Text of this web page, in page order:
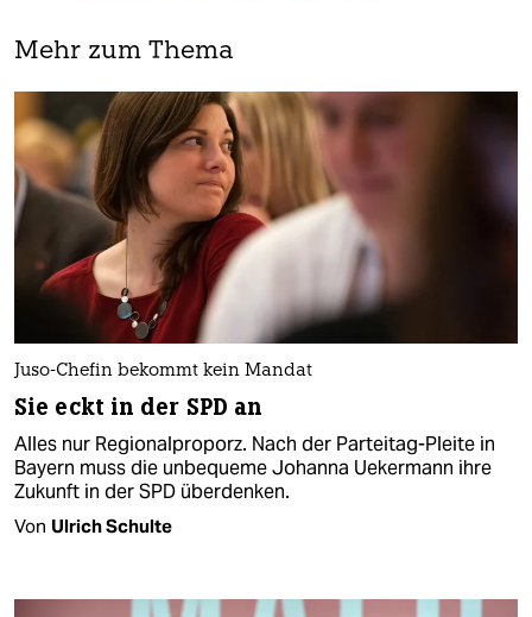
Mehr zum Thema
Juso-Chefin bekommt kein Mandat
Sie eckt in der SPD an
Alles nur Regionalproporz. Nach der Parteitag-Pleite in
Bayern muss die unbequeme Johanna Uekermann ihre
Zukunft in der SPD überdenken.
Von Ulrich Schulte